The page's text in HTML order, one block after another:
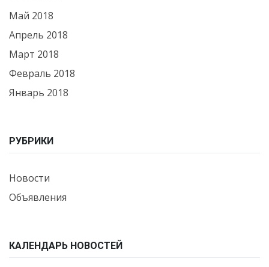
Май 2018
Апрель 2018
Март 2018
Февраль 2018
Январь 2018
РУБРИКИ
Новости
Объявления
КАЛЕНДАРЬ НОВОСТЕЙ